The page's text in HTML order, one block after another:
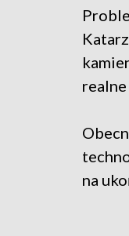
na